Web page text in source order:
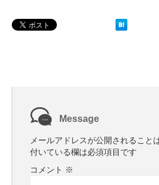
Message
メールアドレスが公開されること
付いている欄は必須項目です
コメント ※